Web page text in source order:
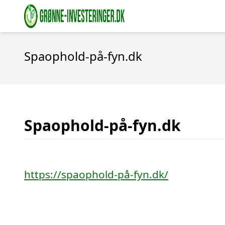
Spaophold-på-fyn.dk
Spaophold-på-fyn.dk
https://spaophold-på-fyn.dk/